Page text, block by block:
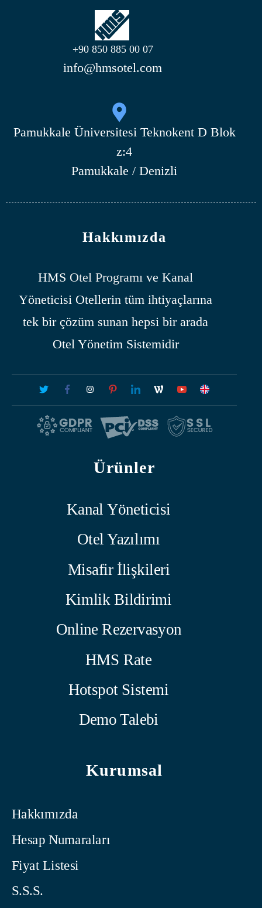
+90 850 885 00 07
info@hmsotel.com
Pamukkale Üniversitesi Teknokent D Blok
z:4
Pamukkale / Denizli
Hakkımızda
HMS Otel Programı ve Kanal
Yöneticisi Otellerin tüm ihtiyaçlarına
tek bir çözüm sunan hepsi bir arada
Otel Yönetim Sistemidir
Ürünler
Kanal Yöneticisi
Otel Yazılımı
Misafir İlişkileri
Kimlik Bildirimi
Online Rezervasyon
HMS Rate
Hotspot Sistemi
Demo Talebi
Kurumsal
Hakkımızda
Hesap Numaraları
Fiyat Listesi
S.S.S.